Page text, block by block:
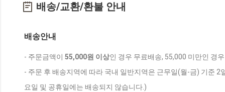
배송/교환/환불 안내
배송안내
- 주문금액이 55,000원 이상인 경우 무료배송, 55,000 미만인 경
- 주문 후 배송지역에 따라 국내 일반지역은 근무일(월-금) 기준
요일 및 공휴일에는 배송되지 않습니다.)